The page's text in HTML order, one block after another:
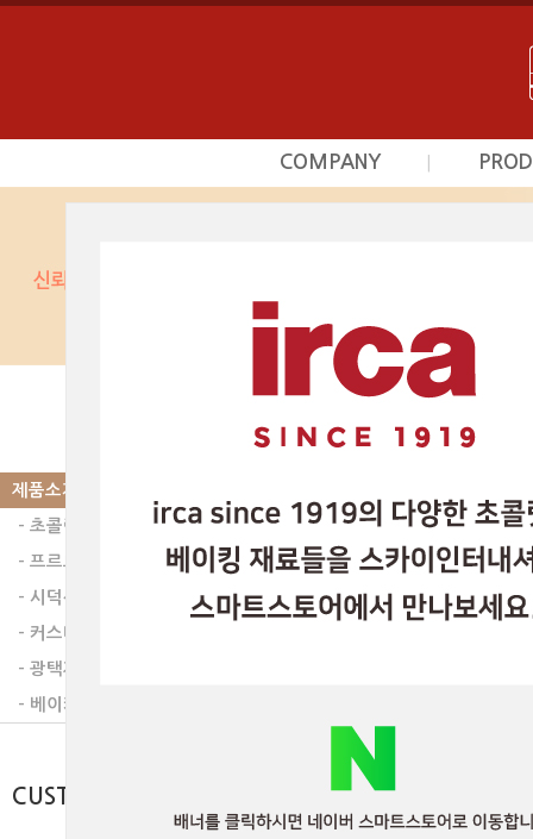
COMPANY
회사소개
초
베이커
제품소개
- 초콜릿
- 프르트잼
- 시덕션라인
- 커스타드믹스
- 광택제
- 베이커리믹스
CUSTOMER
다음글